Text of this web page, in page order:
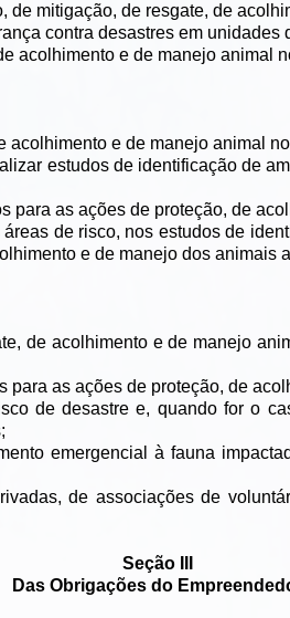
de mitigação, de resgate, de
contra desastres em unidades
acolhimento e de manejo animal
acolhimento e de manejo animal
estudos de identificação de
para as ações de proteção, de
de risco, nos estudos de
e de manejo dos animais
de acolhimento e de manejo
para as ações de proteção, de
de desastre e, quando for o
emergencial à fauna
de associações de
Seção III
Das Obrigações do